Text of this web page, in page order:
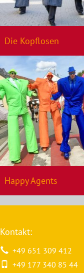
Die Kopflosen
Happy Agents
Kontakt:
+49 651 309 412
+49 177 340 85 44